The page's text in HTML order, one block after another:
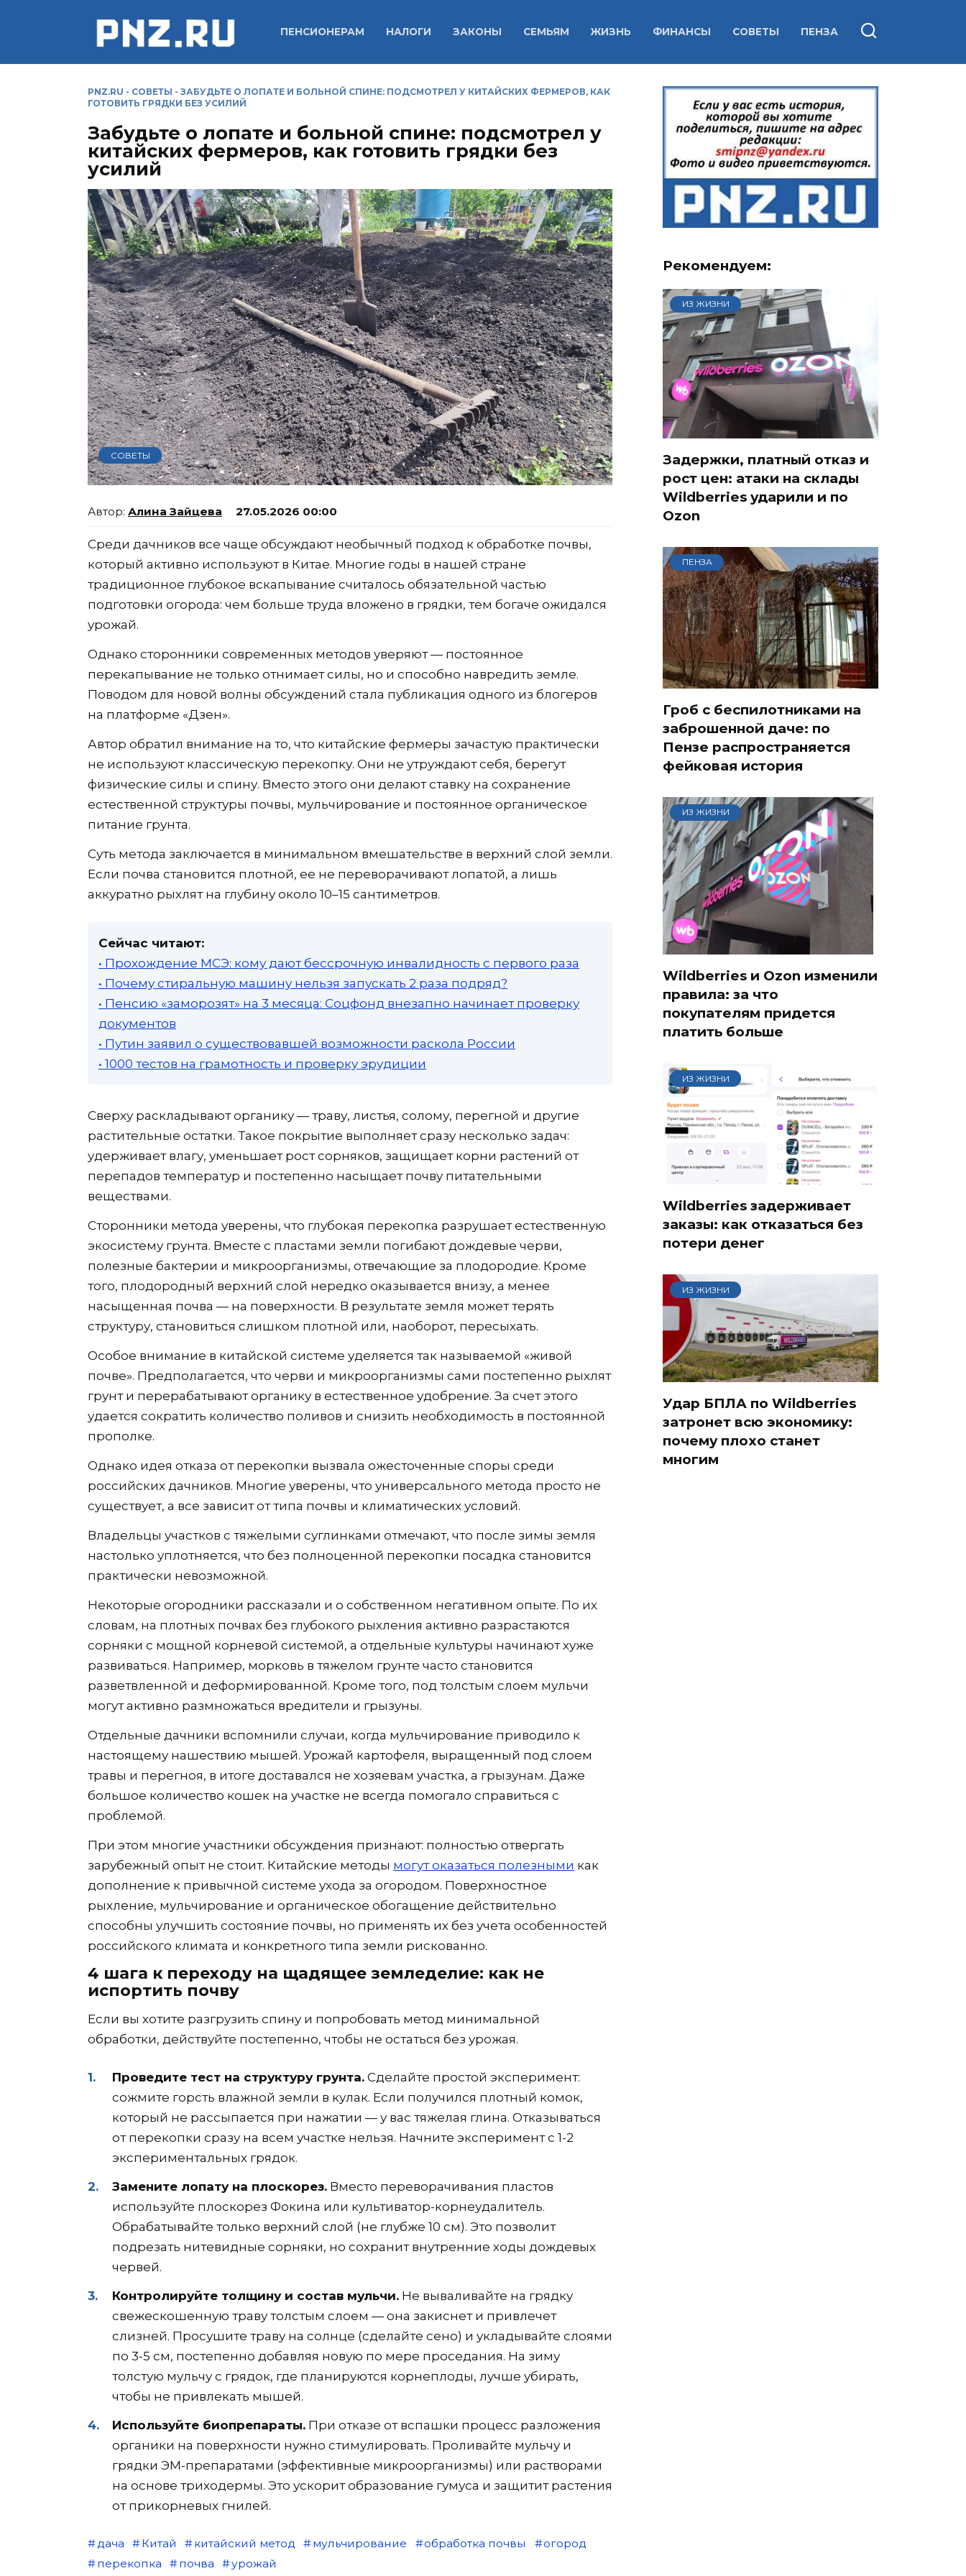
ПЕНСИОНЕРАМ НАЛОГИ ЗАКОНЫ СЕМЬЯМ ЖИЗНЬ ФИНАНСЫ СОВЕТЫ ПЕНЗА
PNZ.RU - СОВЕТЫ - ЗАБУДЬТЕ О ЛОПАТЕ И БОЛЬНОЙ СПИНЕ: ПОДСМОТРЕЛ У КИТАЙСКИХ ФЕРМЕРОВ, КАК
ГОТОВИТЬ ГРЯДКИ БЕЗ УСИЛИЙ
Забудьте о лопате и больной спине: подсмотрел у
китайских фермеров, как готовить грядки без
усилий
СОВЕТЫ
Алина Зайцева 27.05.2026 00:00
Среди дачников все чаще обсуждают необычный подход к обработке почвы,
который активно используют в Китае. Многие годы в нашей стране
традиционное глубокое вскапывание считалось обязательной частью
подготовки огорода: чем больше труда вложено в грядки, тем богаче ожидался
урожай.
Однако сторонники современных методов уверяют — постоянное
перекапывание не только отнимает силы, но и способно навредить земле.
Поводом для новой волны обсуждений стала публикация одного из блогеров
на платформе «Дзен».
Автор обратил внимание на то, что китайские фермеры зачастую практически
не используют классическую перекопку. Они не утруждают себя, берегут
физические силы и спину. Вместо этого они делают ставку на сохранение
естественной структуры почвы, мульчирование и постоянное органическое
питание грунта.
Суть метода заключается в минимальном вмешательстве в верхний слой земли.
Если почва становится плотной, ее не переворачивают лопатой, а лишь
аккуратно рыхлят на глубину около 10–15 сантиметров.
Сейчас читают:
• Прохождение МСЭ: кому дают бессрочную инвалидность с первого раза
• Почему стиральную машину нельзя запускать 2 раза подряд?
• Пенсию «заморозят» на 3 месяца: Соцфонд внезапно начинает проверку
документов
• Путин заявил о существовавшей возможности раскола России
• 1000 тестов на грамотность и проверку эрудиции
Сверху раскладывают органику — траву, листья, солому, перегной и другие
растительные остатки. Такое покрытие выполняет сразу несколько задач:
удерживает влагу, уменьшает рост сорняков, защищает корни растений от
перепадов температур и постепенно насыщает почву питательными
веществами.
Сторонники метода уверены, что глубокая перекопка разрушает естественную
экосистему грунта. Вместе с пластами земли погибают дождевые черви,
полезные бактерии и микроорганизмы, отвечающие за плодородие. Кроме
того, плодородный верхний слой нередко оказывается внизу, а менее
насыщенная почва — на поверхности. В результате земля может терять
структуру, становиться слишком плотной или, наоборот, пересыхать.
Особое внимание в китайской системе уделяется так называемой «живой
почве». Предполагается, что черви и микроорганизмы сами постепенно рыхлят
грунт и перерабатывают органику в естественное удобрение. За счет этого
удается сократить количество поливов и снизить необходимость в постоянной
прополке.
Однако идея отказа от перекопки вызвала ожесточенные споры среди
российских дачников. Многие уверены, что универсального метода просто не
существует, а все зависит от типа почвы и климатических условий.
Владельцы участков с тяжелыми суглинками отмечают, что после зимы земля
настолько уплотняется, что без полноценной перекопки посадка становится
практически невозможной.
Некоторые огородники рассказали и о собственном негативном опыте. По их
словам, на плотных почвах без глубокого рыхления активно разрастаются
сорняки с мощной корневой системой, а отдельные культуры начинают хуже
развиваться. Например, морковь в тяжелом грунте часто становится
разветвленной и деформированной. Кроме того, под толстым слоем мульчи
могут активно размножаться вредители и грызуны.
Отдельные дачники вспомнили случаи, когда мульчирование приводило к
настоящему нашествию мышей. Урожай картофеля, выращенный под слоем
травы и перегноя, в итоге доставался не хозяевам участка, а грызунам. Даже
большое количество кошек на участке не всегда помогало справиться с
проблемой.
При этом многие участники обсуждения признают: полностью отвергать
зарубежный опыт не стоит. Китайские методы могут оказаться полезными как
дополнение к привычной системе ухода за огородом. Поверхностное
рыхление, мульчирование и органическое обогащение действительно
способны улучшить состояние почвы, но применять их без учета особенностей
российского климата и конкретного типа земли рискованно.
4 шага к переходу на щадящее земледелие: как не
испортить почву
Если вы хотите разгрузить спину и попробовать метод минимальной
обработки, действуйте постепенно, чтобы не остаться без урожая.
Проведите тест на структуру грунта. Сделайте простой эксперимент:
сожмите горсть влажной земли в кулак. Если получился плотный комок,
который не рассыпается при нажатии — у вас тяжелая глина. Отказываться
от перекопки сразу на всем участке нельзя. Начните эксперимент с 1-2
экспериментальных грядок.
Замените лопату на плоскорез. Вместо переворачивания пластов
используйте плоскорез Фокина или культиватор-корнеудалитель.
Обрабатывайте только верхний слой (не глубже 10 см). Это позволит
подрезать нитевидные сорняки, но сохранит внутренние ходы дождевых
червей.
Контролируйте толщину и состав мульчи. Не вываливайте на грядку
свежескошенную траву толстым слоем — она закиснет и привлечет
слизней. Просушите траву на солнце (сделайте сено) и укладывайте слоями
по 3-5 см, постепенно добавляя новую по мере проседания. На зиму
толстую мульчу с грядок, где планируются корнеплоды, лучше убирать,
чтобы не привлекать мышей.
Используйте биопрепараты. При отказе от вспашки процесс разложения
органики на поверхности нужно стимулировать. Проливайте мульчу и
грядки ЭМ-препаратами (эффективные микроорганизмы) или растворами
на основе триходермы. Это ускорит образование гумуса и защитит растения
от прикорневых гнилей.
дача Китай китайский метод мульчирование обработка почвы
огород
перекопка
почва урожай
Рекомендуем:
ИЗ ЖИЗНИ
Задержки, платный отказ и
рост цен: атаки на склады
Wildberries ударили и по
Ozon
ПЕНЗА
Гроб с беспилотниками на
заброшенной даче: по
Пензе распространяется
фейковая история
ИЗ ЖИЗНИ
Wildberries и Ozon изменили
правила: за что
покупателям придется
платить больше
ИЗ ЖИЗНИ
Wildberries задерживает
заказы: как отказаться без
потери денег
ИЗ ЖИЗНИ
Удар БПЛА по Wildberries
затронет всю экономику:
почему плохо станет
многим